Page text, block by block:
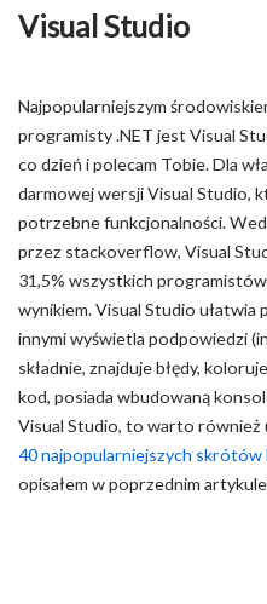
Visual Studio
Najpopularniejszym
programisty .NET jest Visual
co dzień i polecam Tobie. Dla
darmowej wersji Visual Studio,
potrzebne funkcjonalności.
przez stackoverflow, Visual
31,5% wszystkich
wynikiem. Visual Studio ułatwia
innymi wyświetla podpowiedzi
składnie, znajduje błędy,
kod, posiada wbudowaną
Visual Studio, to warto
40 najpopularniejszych skrótów
opisałem w poprzednim